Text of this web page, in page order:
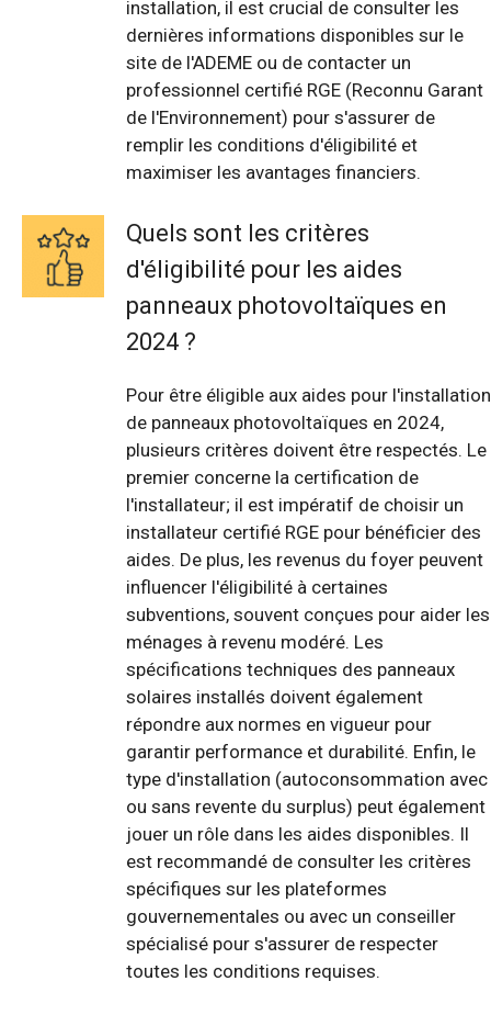
installation, il est crucial de consulter les
dernières informations disponibles sur le
site de l'ADEME ou de contacter un
professionnel certifié RGE (Reconnu Garant
de l'Environnement) pour s'assurer de
remplir les conditions d'éligibilité et
maximiser les avantages financiers.
Quels sont les critères
d'éligibilité pour les aides
panneaux photovoltaïques en
2024 ?
Pour être éligible aux aides pour l'installation
de panneaux photovoltaïques en 2024,
plusieurs critères doivent être respectés. Le
premier concerne la certification de
l'installateur; il est impératif de choisir un
installateur certifié RGE pour bénéficier des
aides. De plus, les revenus du foyer peuvent
influencer l'éligibilité à certaines
subventions, souvent conçues pour aider les
ménages à revenu modéré. Les
spécifications techniques des panneaux
solaires installés doivent également
répondre aux normes en vigueur pour
garantir performance et durabilité. Enfin, le
type d'installation (autoconsommation avec
ou sans revente du surplus) peut également
jouer un rôle dans les aides disponibles. Il
est recommandé de consulter les critères
spécifiques sur les plateformes
gouvernementales ou avec un conseiller
spécialisé pour s'assurer de respecter
toutes les conditions requises.